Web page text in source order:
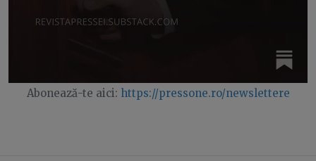
Abonează-te aici: https://pressone.ro/newslettere